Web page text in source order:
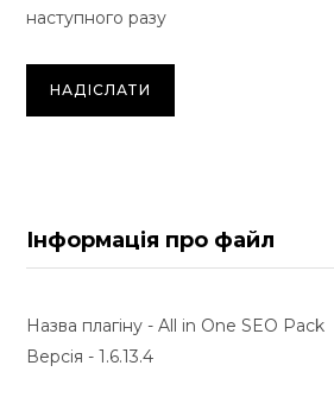
наступного разу
Інформація про файл
Назва плагіну - All in One SEO Pack
Версія - 1.6.13.4